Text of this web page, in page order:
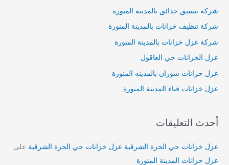
شركة تنسيق حدائق بالمدينة المنورة
شركة تنظيف خزانات بالمدينة المنورة
شركة عزل خزانات بالمدينة المنورة
عزل الخزانات حي العاقول
عزل خزانات شوران بالمدينه المنورة
عزل خزانات قباء المدينة المنورة
أحدث التعليقات
عزل خزانات حي الحرة الشرقية عزل خزانات حي الحرة الشرقية على
عزل خزانات المدينة المنورة